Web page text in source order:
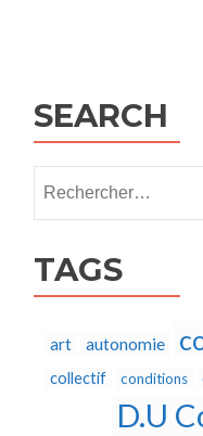
SEARCH
TAGS
art autonomie
collectif conditions
D.U